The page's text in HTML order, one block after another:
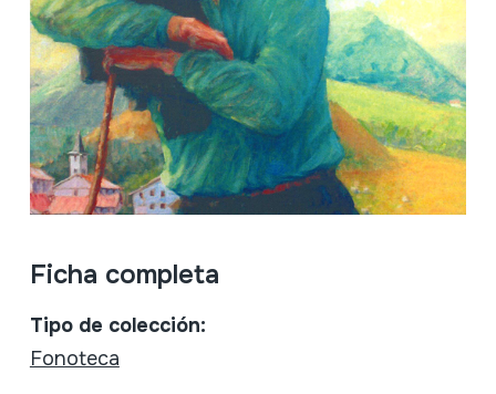
Ficha completa
Tipo de colección:
Fonoteca